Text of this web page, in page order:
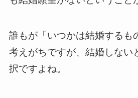
誰もが「いつかは結婚するも
考えがちですが、結婚しない
択ですよね。